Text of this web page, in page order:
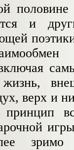
половине
и
верх и
принцип
зримо